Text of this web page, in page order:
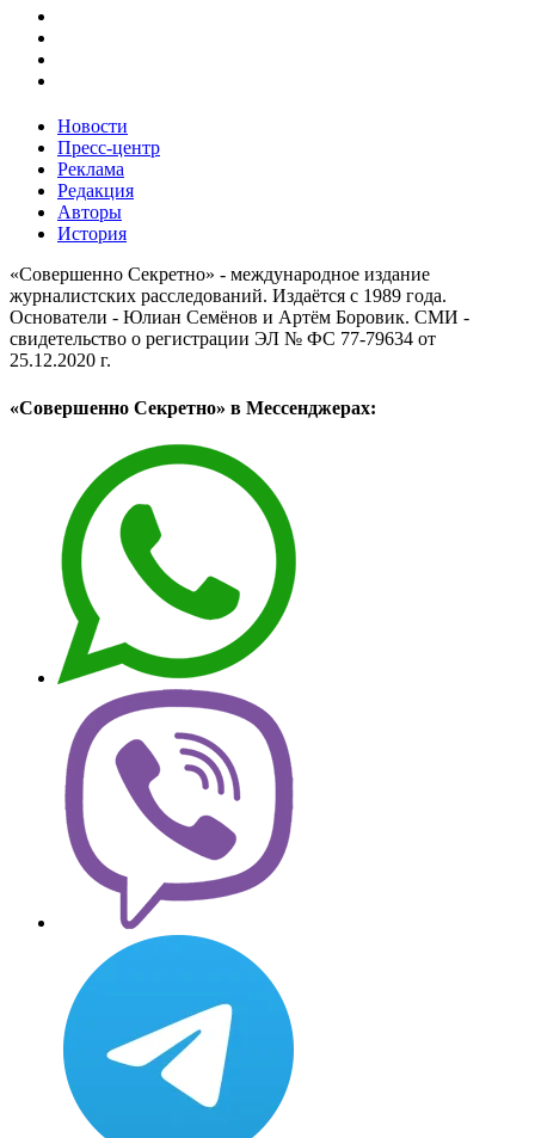
Новости
Пресс-центр
Реклама
Редакция
Авторы
История
«Совершенно Секретно» - международное издание
журналистских расследований. Издаётся с 1989 года.
Основатели - Юлиан Семёнов и Артём Боровик. CМИ -
свидетельство о регистрации ЭЛ № ФС 77-79634 от
25.12.2020 г.
«Совершенно Секретно» в Мессенджерах: